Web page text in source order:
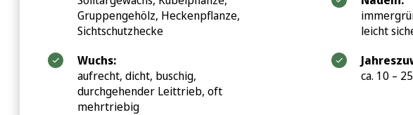
Gruppengehölz, Heckenpflanze,
Sichtschutzhecke
Wuchs:
aufrecht, dicht, buschig,
durchgehender Leittrieb, oft
mehrtriebig
leicht
ca. 10 –